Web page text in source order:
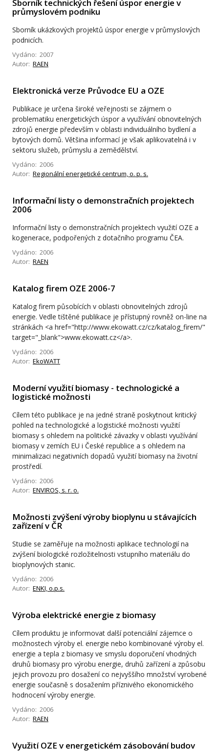
Sborník technických řešení úspor energie v
průmyslovém podniku
Sborník ukázkových projektů úspor energie v průmyslových
podnicích.
Vydáno: 2007
Autor: RAEN
Elektronická verze Průvodce EU a OZE
Publikace je určena široké veřejnosti se zájmem o
problematiku energetických úspor a využívání obnovitelných
zdrojů energie především v oblasti individuálního bydlení a
bytových domů. Většina informací je však aplikovatelná i v
sektoru služeb, průmyslu a zemědělství.
Vydáno: 2006
Autor: Regionální energetické centrum, o. p. s.
Informační listy o demonstračních projektech
2006
Informační listy o demonstračních projektech využití OZE a
kogenerace, podpořených z dotačního programu ČEA.
Vydáno: 2006
Autor: RAEN
Katalog firem OZE 2006-7
Katalog firem působících v oblasti obnovitelných zdrojů
energie. Vedle tištěné publikace je přístupný rovněž on-line na
stránkách <a href="http://www.ekowatt.cz/cz/katalog_firem/"
target="_blank">www.ekowatt.cz</a>.
Vydáno: 2006
Autor: EkoWATT
Moderní využití biomasy - technologické a
logistické možnosti
Cílem této publikace je na jedné straně poskytnout kritický
pohled na technologické a logistické možnosti využití
biomasy s ohledem na politické závazky v oblasti využívání
biomasy v zemích EU i České republice a s ohledem na
minimalizaci negativních dopadů využití biomasy na životní
prostředí.
Vydáno: 2006
Autor: ENVIROS, s. r. o.
Možnosti zvýšení výroby bioplynu u stávajících
zařízení v ČR
Studie se zaměřuje na možnosti aplikace technologií na
zvýšení biologické rozložitelnosti vstupního materiálu do
bioplynových stanic.
Vydáno: 2006
Autor: ENKI, o.p.s.
Výroba elektrické energie z biomasy
Cílem produktu je informovat další potenciální zájemce o
možnostech výroby el. energie nebo kombinované výroby el.
energie a tepla z biomasy ve smyslu doporučení vhodných
druhů biomasy pro výrobu energie, druhů zařízení a způsobu
jejich provozu pro dosažení co nejvyššího množství vyrobené
energie současně s dosažením příznivého ekonomického
hodnocení výroby energie.
Vydáno: 2006
Autor: RAEN
Využití OZE v energetickém zásobování budov